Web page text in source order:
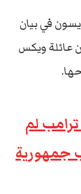
في بيان
عائلة ويكس
لم
جمهورية